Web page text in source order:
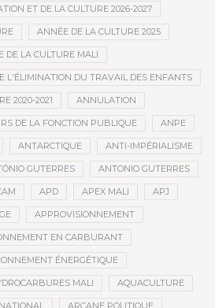
ET DE LA CULTURE 2026-2027
ANNÉE DE LA CULTURE 2025
DE LA CULTURE MALI
L'ÉLIMINATION DU TRAVAIL DES ENFANTS
2020-2021 ANNULATION
DE LA FONCTION PUBLIQUE ANPE
ANTARCTIQUE ANTI-IMPÉRIALISME
GUTERRES ANTONIO GUTERRES
APD APEX MALI APJ
APPROVISIONNEMENT
EN CARBURANT
ÉNERGÉTIQUE
MALI AQUACULTURE
ARCANE POLITIQUE